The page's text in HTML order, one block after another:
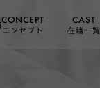
CONCEPT
コンセプト
CAST
在籍一覧